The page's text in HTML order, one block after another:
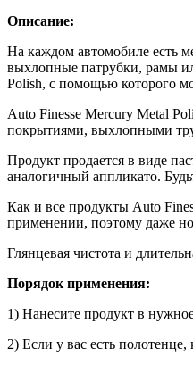
Описание:
На каждом автомобиле есть
выхлопные патрубки, рамы
Polish, с помощью которого
Auto Finesse Mercury Metal
покрытиями, выхлопными
Продукт продается в виде
аналогичный аппликато.
Как и все продукты Auto
применении, поэтому даже
Глянцевая чистота и
Порядок применения:
1) Нанесите продукт в
2) Если у вас есть полотенце,